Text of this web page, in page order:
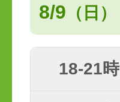
8/9 （日）
18-21時